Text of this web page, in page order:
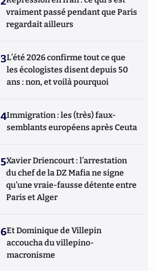
vraiment passé pendant que Paris
regardait ailleurs
3L’été 2026 confirme tout ce que
les écologistes disent depuis 50
ans : non, et voilà pourquoi
4Immigration : les (très) faux-
semblants européens après Ceuta
5Xavier Driencourt : l’arrestation
du chef de la DZ Mafia ne signe
qu’une vraie-fausse détente entre
Paris et Alger
6Et Dominique de Villepin
accoucha du villepino-
macronisme